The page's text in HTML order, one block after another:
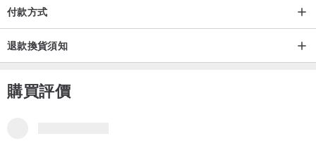
▪ 您收到商品有任何問題，請不要急著給予差評，與我們聯絡後會盡
快為您處理
付款方式
退款換貨須知
購買評價